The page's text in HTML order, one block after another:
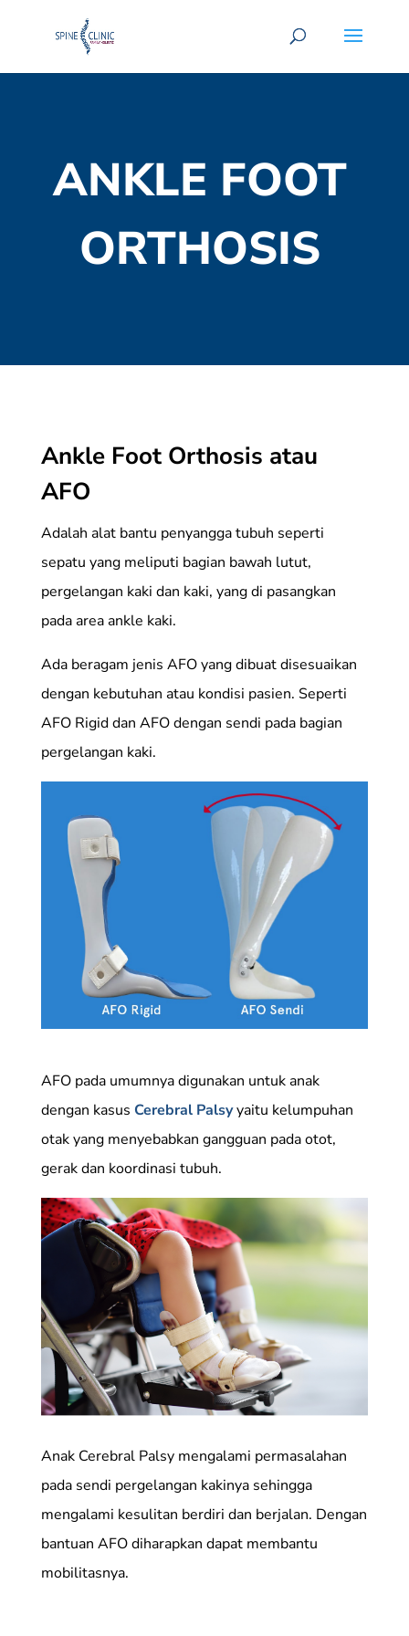
ANKLE FOOT
ORTHOSIS
Ankle Foot Orthosis atau
AFO
Adalah alat bantu penyangga tubuh seperti
sepatu yang meliputi bagian bawah lutut,
pergelangan kaki dan kaki, yang di pasangkan
pada area ankle kaki.
Ada beragam jenis AFO yang dibuat disesuaikan
dengan kebutuhan atau kondisi pasien. Seperti
AFO Rigid dan AFO dengan sendi pada bagian
pergelangan kaki.
AFO pada umumnya digunakan untuk anak
dengan kasus Cerebral Palsyyaitu kelumpuhan
otak yang menyebabkan gangguan pada otot,
gerak dan koordinasi tubuh.
Anak Cerebral Palsy mengalami permasalahan
pada sendi pergelangan kakinya sehingga
mengalami kesulitan berdiri dan berjalan. Dengan
bantuan AFO diharapkan dapat membantu
mobilitasnya.